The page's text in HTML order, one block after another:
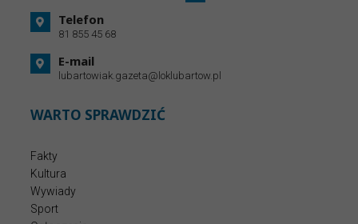
Telefon
81 855 45 68
E-mail
lubartowiak.gazeta@loklubartow.pl
WARTO SPRAWDZIĆ
Fakty
Kultura
Wywiady
Sport